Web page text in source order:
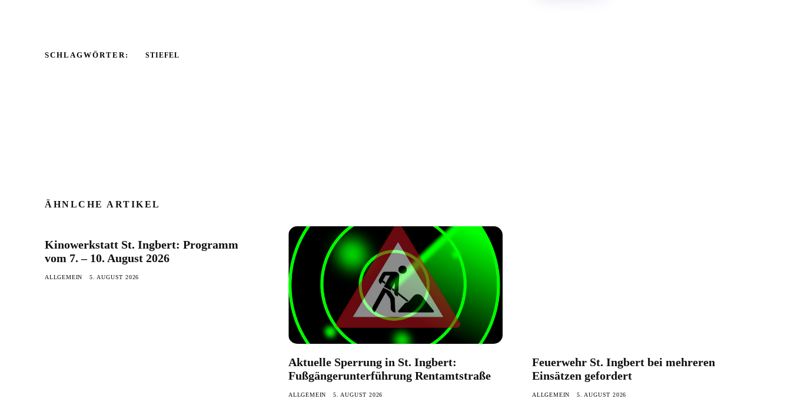
SCHLAGWÖRTER: STIEFEL
ÄHNLCHE ARTIKEL
Kinowerkstatt St. Ingbert: Programm
vom 7. – 10. August 2026
ALLGEMEIN 5. AUGUST 2026
Aktuelle Sperrung in St. Ingbert:
Fußgängerunterführung Rentamtstraße
ALLGEMEIN 5. AUGUST 2026
Feuerwehr St. Ingbert bei mehreren
Einsätzen gefordert
ALLGEMEIN 5. AUGUST 2026